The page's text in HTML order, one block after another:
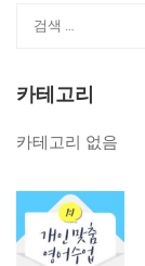
카테고리
카테고리 없음